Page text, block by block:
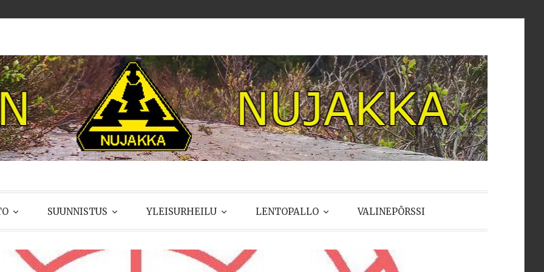
SUUNNISTUS YLEISURHEILU LENTOPALLO VALINEPÖRSSI